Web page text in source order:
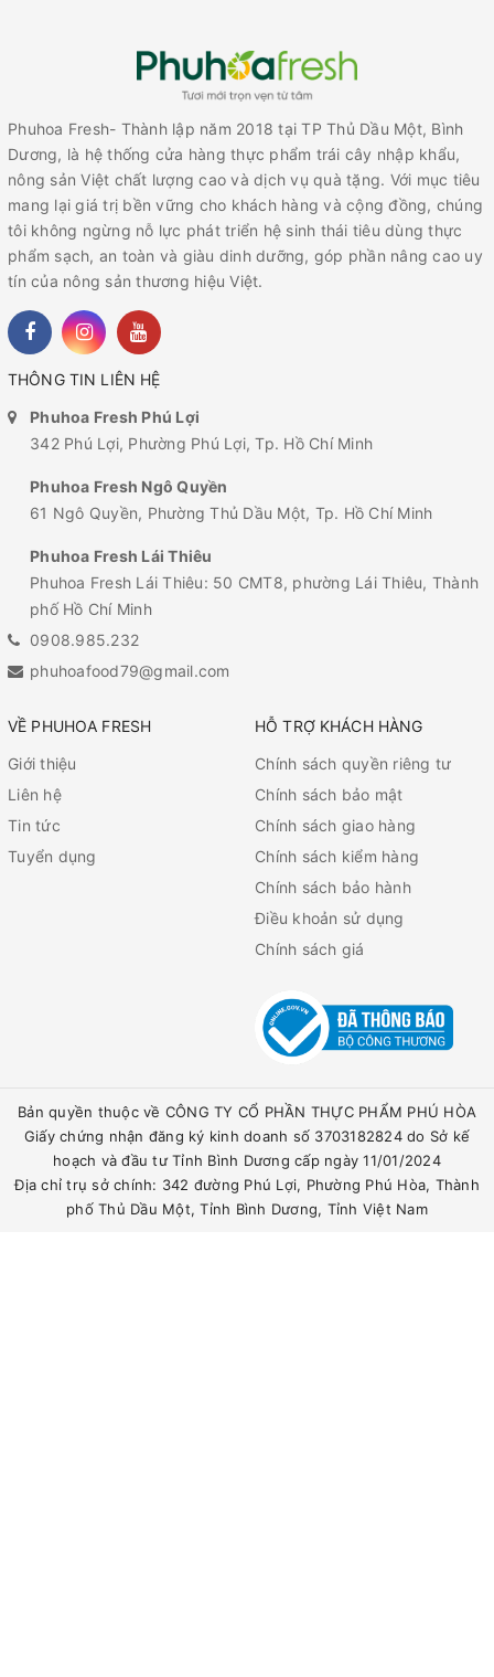
Phuhoa Fresh- Thành lập năm 2018 tại TP Thủ Dầu Một, Bình
Dương, là hệ thống cửa hàng thực phẩm trái cây nhập khẩu,
nông sản Việt chất lượng cao và dịch vụ quà tặng. Với mục tiêu
mang lại giá trị bền vững cho khách hàng và cộng đồng, chúng
tôi không ngừng nỗ lực phát triển hệ sinh thái tiêu dùng thực
phẩm sạch, an toàn và giàu dinh dưỡng, góp phần nâng cao uy
tín của nông sản thương hiệu Việt.
THÔNG TIN LIÊN HỆ
Phuhoa Fresh Phú Lợi
342 Phú Lợi, Phường Phú Lợi, Tp. Hồ Chí Minh
Phuhoa Fresh Ngô Quyền
61 Ngô Quyền, Phường Thủ Dầu Một, Tp. Hồ Chí Minh
Phuhoa Fresh Lái Thiêu
Phuhoa Fresh Lái Thiêu: 50 CMT8, phường Lái Thiêu, Thành
phố Hồ Chí Minh
0908.985.232
phuhoafood79@gmail.com
VỀ PHUHOA FRESH
Giới thiệu
Liên hệ
Tin tức
Tuyển dụng
HỖ TRỢ KHÁCH HÀNG
Chính sách quyền riêng tư
Chính sách bảo mật
Chính sách giao hàng
Chính sách kiểm hàng
Chính sách bảo hành
Điều khoản sử dụng
Chính sách giá
Bản quyền thuộc về CÔNG TY CỔ PHẦN THỰC PHẨM PHÚ HÒA
Giấy chứng nhận đăng ký kinh doanh số 3703182824 do Sở kế
hoạch và đầu tư Tỉnh Bình Dương cấp ngày 11/01/2024
Địa chỉ trụ sở chính: 342 đường Phú Lợi, Phường Phú Hòa, Thành
phố Thủ Dầu Một, Tỉnh Bình Dương, Tỉnh Việt Nam